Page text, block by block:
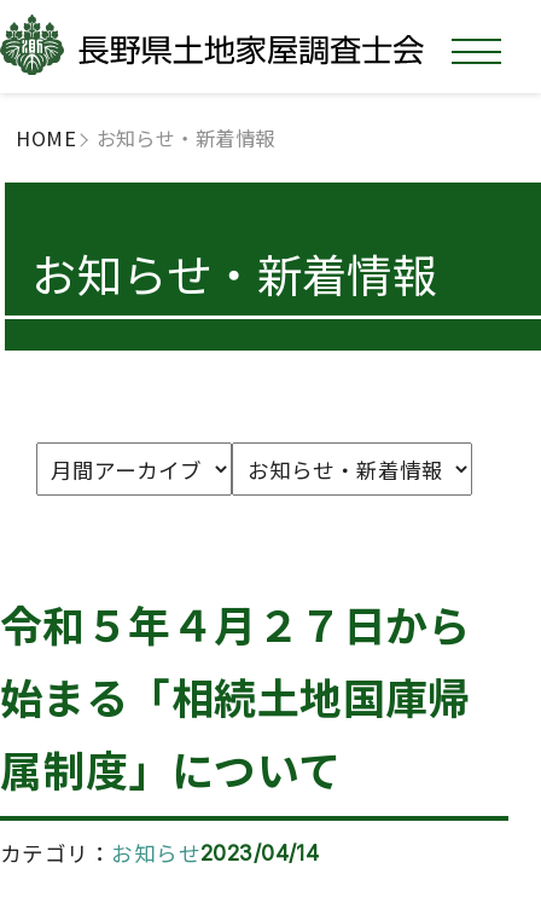
HOME お知らせ・新着情報
お知らせ・新着情報
令和５年４月２７日から
始まる「相続土地国庫帰
属制度」について
カテゴリ お知らせ2023/04/14